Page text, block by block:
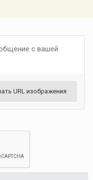
с вашей
URL изображения